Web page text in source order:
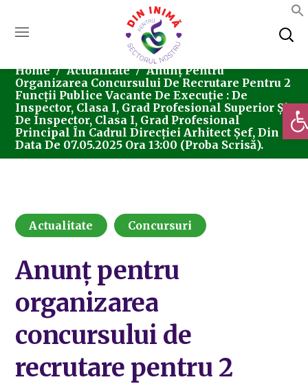
Home Actualitate
Anunț Pentru
Organizarea Concursului De Recrutare Pentru 2
Funcții Publice Vacante De Execuție : De
Inspector, Clasa I, Grad Profesional Superior Și
De Inspector, Clasa I, Grad Profesional
Principal În Cadrul Direcției Arhitect Șef, Din
Data De 07.05.2025 Ora 13:00 (proba Scrisă).
Actualitate Concursuri
Anunț pentru
organizarea
concursului de
recrutare pentru 2